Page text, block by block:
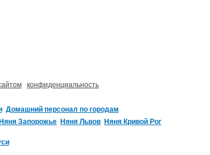
конфиденциальность
Домашний персонал по городам
Няня Запорожье Няня Львов Няня Кривой Рог